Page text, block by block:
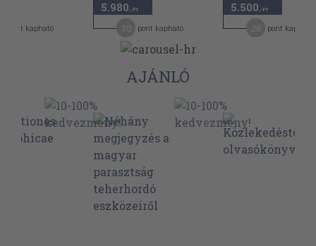
pont kapható
5.980 ,-Ft
pont kapható
5.500 ,-Ft
pont kapható
AJÁNLÓ